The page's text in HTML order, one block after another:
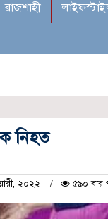
রাজশাহী
নিহত
২০২২ ৫৯০ বার